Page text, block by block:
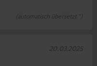
(automatisch übersetzt *)
20.03.2025